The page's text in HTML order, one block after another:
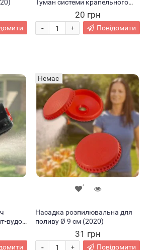
Туман системи крапельного
поливу (2020)20 грн
+
- Повідомити
вудок
Немає
Насадка розпилювальна для
поливу Ø 9 см (2020)
31 грн
+
- Повідомити